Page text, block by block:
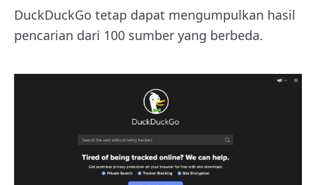
DuckDuckGo tetap dapat mengumpulkan hasil
pencarian dari 100 sumber yang berbeda.